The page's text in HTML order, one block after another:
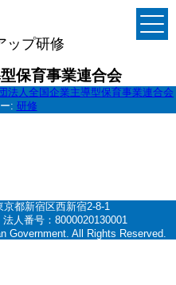
ップ研修
保育事業連合会
法人全国企業主導型保育事業連合会
: 研修
都新宿区西新宿2-8-1
人番号：8000020130001
Government. All Rights Reserved.